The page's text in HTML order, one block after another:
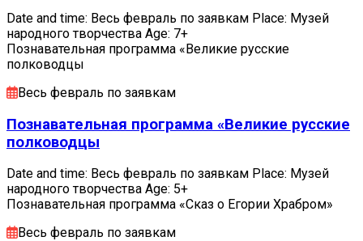
Date and time: Весь февраль по заявкам Place: Музей
народного творчества Age: 7+
Познавательная программа «Великие русские
полководцы
Весь февраль по заявкам
Познавательная программа «Великие русские
полководцы
Date and time: Весь февраль по заявкам Place: Музей
народного творчества Age: 5+
Познавательная программа «Сказ о Егории Храбром»
Весь февраль по заявкам